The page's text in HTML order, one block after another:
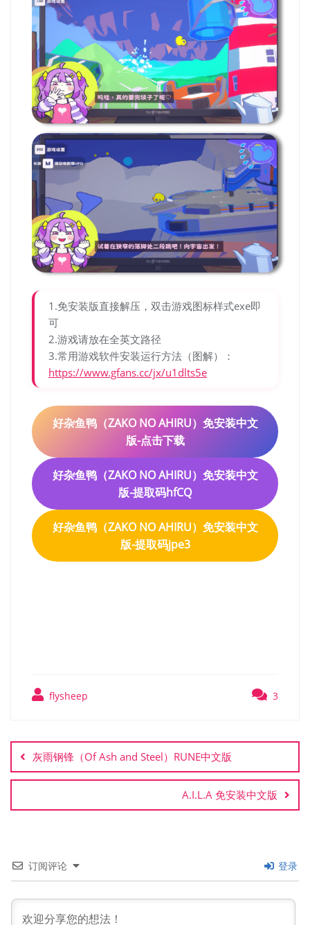
1.免安装版直接解压，双击游戏图标样式exe即
可
2.游戏请放在全英文路径
3.常用游戏软件安装运行方法（图解）：
https://www.gfans.cc/jx/u1dlts5e
好杂鱼鸭（ZAKO NO AHIRU）免安装中文
版-点击下载
好杂鱼鸭（ZAKO NO AHIRU）免安装中文
版-提取码hfCQ
好杂鱼鸭（ZAKO NO AHIRU）免安装中文
版-提取码jpe3
flysheep 3
章
导
航
灰雨钢锋（Of Ash and Steel）RUNE中文版
A.I.L.A 免安装中文版
订阅评论 登录